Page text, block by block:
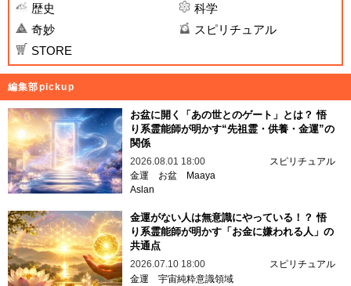
歴史
科学
奇妙
スピリチュアル
STORE
編集部pickup
お盆に開く「あの世とのゲート」とは？ 悟
り系霊能師が明かす“先祖霊・供養・金運”の
関係
2026.08.01 18:00
スピリチュアル
金運
お盆
Maaya
Aslan
金運がない人は無意識にやっている！？ 悟
り系霊能師が明かす「お金に嫌われる人」の
共通点
2026.07.10 18:00
スピリチュアル
金運 宇宙純粋意識領域